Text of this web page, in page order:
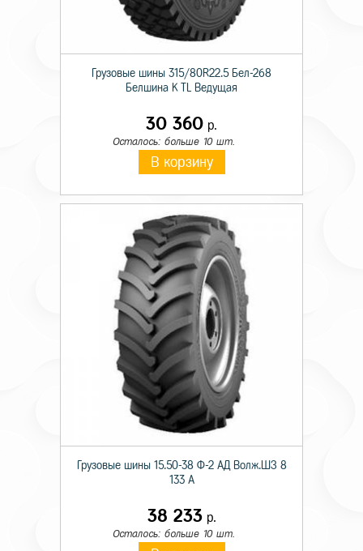
Грузовые шины 315/80R22.5 Бел-268
Белшина K TL Ведущая
30 360 р.
Осталось: больше 10 шт.
В корзину
Грузовые шины 15.50-38 Ф-2 АД Волж.ШЗ 8
133 A
38 233р.
Осталось: больше 10 шт.